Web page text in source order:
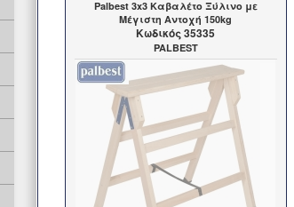
Palbest 3x3 Καβαλέτο Ξύλινο με
Μέγιστη Αντοχή 150kg
Kωδικός 35335
PALBEST